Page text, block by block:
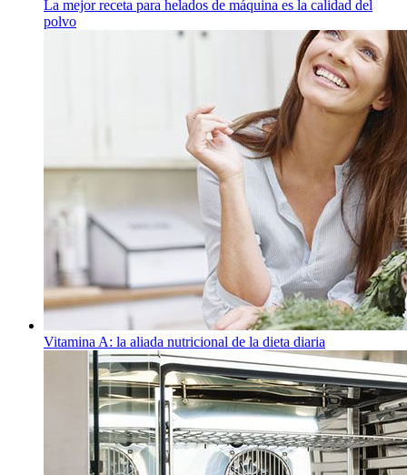
La mejor receta para helados de máquina es la calidad del
polvo
Vitamina A: la aliada nutricional de la dieta diaria